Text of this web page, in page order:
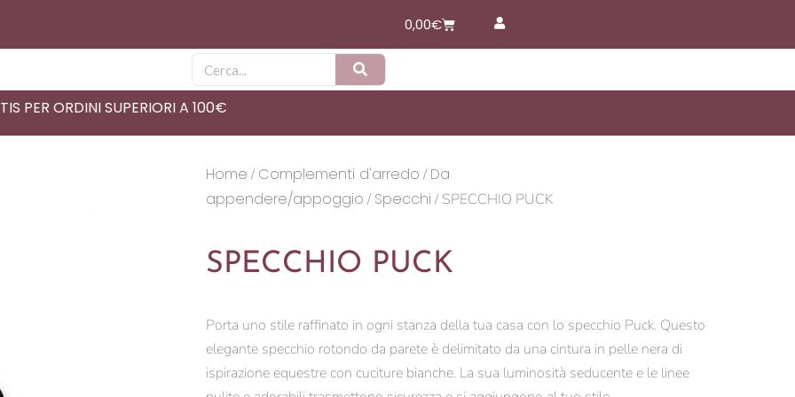
0,00€Carrello
Cerca
PER ORDINI SUPERIORI A 100€
Home /Complementi d'arredo /Da
appendere/appoggio /Specchi / SPECCHIO PUCK
SPECCHIO PUCK
Porta uno stile raffinato in ogni stanza della tua casa con lo specchio Puck. Questo
elegante specchio rotondo da parete è delimitato da una cintura in pelle nera di
ispirazione equestre con cuciture bianche. La sua luminosità seducente e le linee